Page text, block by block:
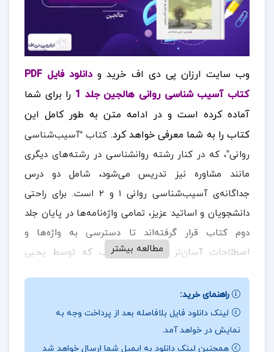
وب سایت ارزان پی دی اف خرید و
دانلود فایل PDF
کتاب آسیب شناسی روانی هالجین جلد 1
را برای شما
آماده کرده است و در ادامه متن به طور کامل این
کتاب را به شما معرفی خواهد کرد. کتاب “آسیب‌شناسی
روانی”، که در کنار رشته روانشناسی در رشته‌های دیگری
مانند مشاوره نیز تدریس می‌شود، شامل دو درس
جداگانه‌ی آسیب‌شناسی روانی ۱ و ۲ است. برای راحتی
دانشجویان و اساتید عزیز، تمامی واژه‌نامه‌ها در پایان جلد
دوم کتاب قرار گرفته‌اند تا دسترسی به واژه‌ها و
اصطلاحات آسان‌تر باشد. این کتاب که توسط یحیی
روانی-اجتماعی، یک رویکرد یکپارچه را در درمان اختلالات
روانی حفظ کرده و نشان می‌دهد که چگونه این اختلالات
در طول زندگی تغییر و تحول می‌یابند. کتاب در دو جلد به
مطالعه بیشتر
راهنمای خرید:
لینک دانلود فایل بلافاصله بعد از پرداخت وجه به
نمایش در خواهد آمد.
همچنین لینک دانلود به ایمیل شما ارسال خواهد شد